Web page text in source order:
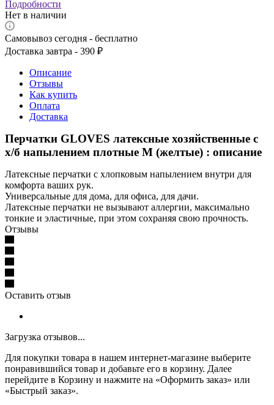
Подробности
Нет в наличии
Самовывоз сегодня - бесплатно
Доставка завтра - 390 ₽
Описание
Отзывы
Как купить
Оплата
Доставка
Перчатки GLOVES латексные хозяйственные с
х/б напылением плотные М (желтые) : описание
Латексные перчатки с хлопковым напылением внутри для
комфорта ваших рук.
Универсальные для дома, для офиса, для дачи.
Латексные перчатки не вызывают аллергии, максимально
тонкие и эластичные, при этом сохраняя свою прочность.
Отзывы
Оставить отзыв
Загрузка отзывов...
Для покупки товара в нашем интернет-магазине выберите
понравившийся товар и добавьте его в корзину. Далее
перейдите в Корзину и нажмите на «Оформить заказ» или
«Быстрый заказ».